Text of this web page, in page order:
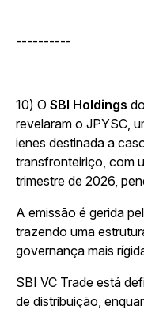
----------
10) O SBI Holdings
revelaram o JPYSC,
ienes destinada a
transfronteiriço, com
trimestre de 2026,
A emissão é gerida
trazendo uma
governança mais
SBI VC Trade está
de distribuição,